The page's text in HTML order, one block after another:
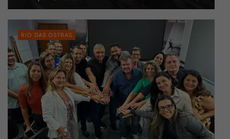
RIO DAS OSTRAS